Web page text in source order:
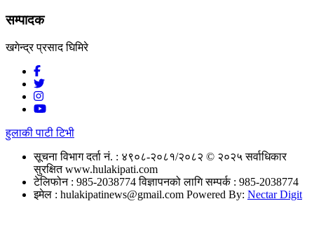
सम्पादक
खगेन्द्र प्रसाद घिमिरे
हुलाकी पाटी टिभी
सूचना विभाग दर्ता नं. : ४९०८-२०८१/२०८२ © २०२५ सर्वाधिकार
सुरक्षित www.hulakipati.com
टेलिफोन : 985-2038774विज्ञापनको लागि सम्पर्क : 985-2038774
इमेल : hulakipatinews@gmail.com Powered By: Nectar Digit